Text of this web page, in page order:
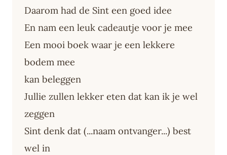
Daarom had de Sint een goed idee
En nam een leuk cadeautje voor je mee
Een mooi boek waar je een lekkere
bodem mee
kan beleggen
Jullie zullen lekker eten dat kan ik je wel
zeggen
Sint denk dat (...naam ontvanger...) best
wel in